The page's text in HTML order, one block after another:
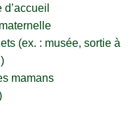
(ex. : musée, sortie à
mamans